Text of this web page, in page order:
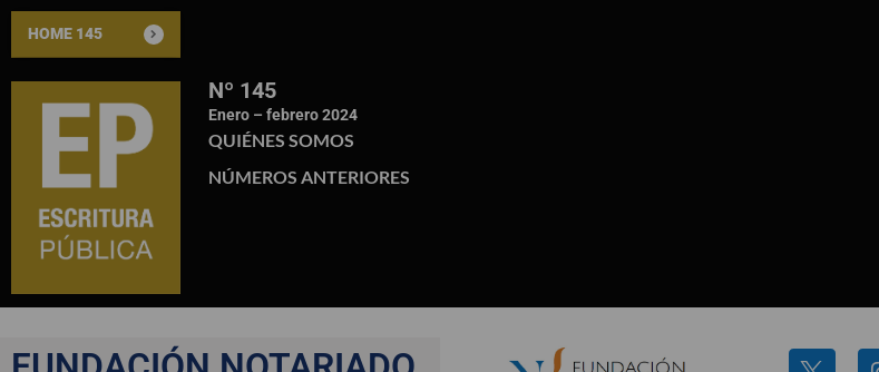
HOME 145
Nº 145
Enero – febrero 2024
QUIÉNES SOMOS
NÚMEROS ANTERIORES